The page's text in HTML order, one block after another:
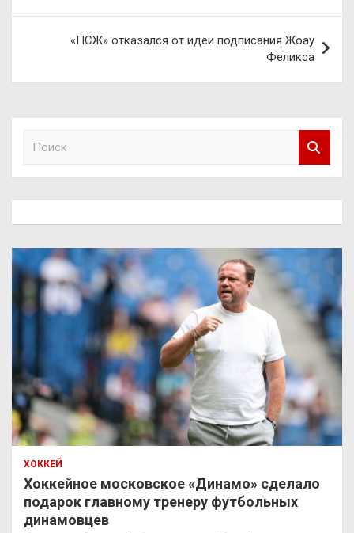
записям
«ПСЖ» отказался от идеи подписания Жоау
Феликса
ХОККЕЙ
Хоккейное московское «Динамо» сделало
подарок главному тренеру футбольных
динамовцев